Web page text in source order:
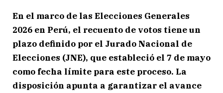
En el marco de las Elecciones Generales
2026 en Perú, el recuento de votos tiene un
plazo definido por el Jurado Nacional de
Elecciones (JNE), que estableció el 7 de mayo
como fecha límite para este proceso. La
disposición apunta a garantizar el avance